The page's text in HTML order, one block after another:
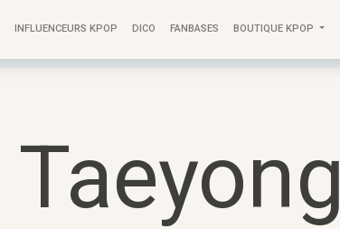
INFLUENCEURS KPOP DICO FANBASES BOUTIQUE KPOP